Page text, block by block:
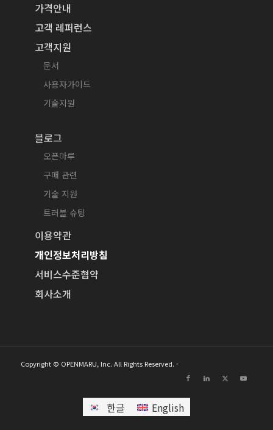
가격안내
고객 레퍼런스
고객지원
문서
사용자가이드
기술지원
블로그
오픈마루
구매 관련
기술 지원
트러블 슈팅
이용약관
개인정보처리방침
서비스수준협약
회사소개
Copyright © OPENMARU, Inc. All Rights Reserved. -
한글 English